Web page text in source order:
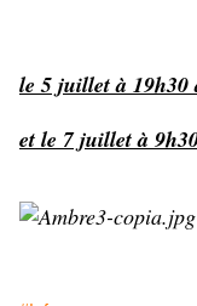
le 5 juillet à 19h30
et le 7 juillet à